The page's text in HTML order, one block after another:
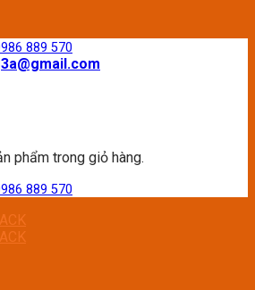
889 570
phẩm trong giỏ hàng.
889 570